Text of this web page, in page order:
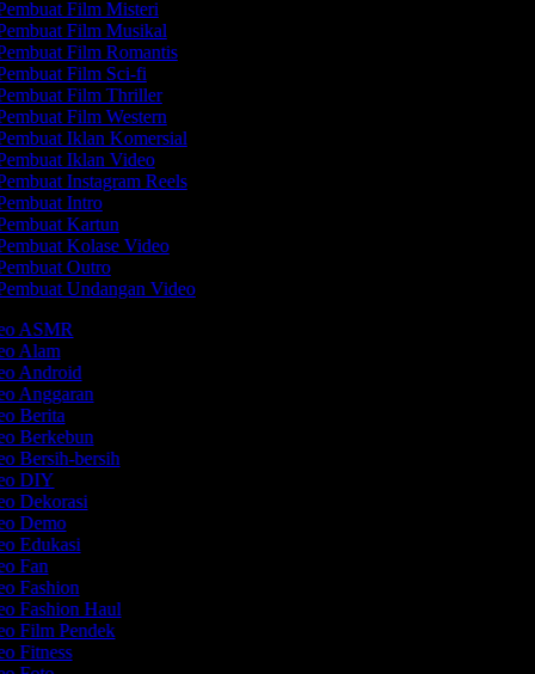
Film Misteri
Film Musikal
Film Romantis
Film Sci-fi
Film Thriller
Film Western
Iklan Komersial
Iklan Video
Instagram Reels
Intro
Kartun
Kolase Video
Outro
Undangan Video
ASMR
Alam
Android
Anggaran
Berita
Berkebun
Bersih-bersih
DIY
Dekorasi
Demo
Edukasi
Fan
Fashion
Fashion Haul
Film Pendek
Fitness